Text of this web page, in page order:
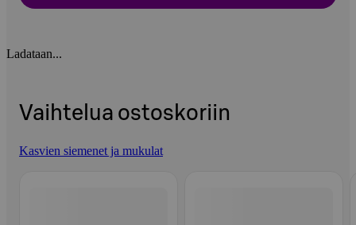
Ladataan...
Vaihtelua ostoskoriin
Kasvien siemenet ja mukulat